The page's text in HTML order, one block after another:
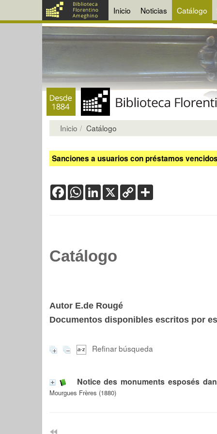
Inicio Noticias Catálogo
Inicio Catálogo
Sanciones a usuarios con préstamos
FacebookWhatsApp
LinkedIn
X Copy
Link
Catálogo
Autor E.de Rougé
Documentos disponibles escritos por
Refinar búsqueda
Notice des monuments esposés
Mourgues Frères (1880)